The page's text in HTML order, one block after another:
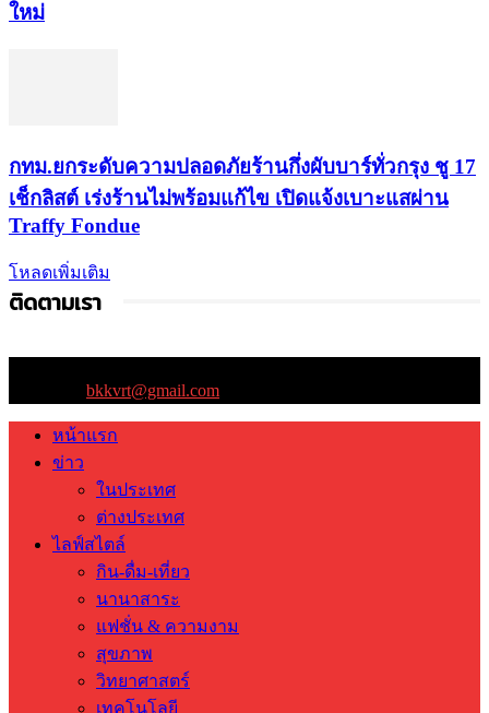
ใหม่
กทม.ยกระดับความปลอดภัยร้านกึ่งผับบาร์ทั่วกรุง ชู 17
เช็กลิสต์ เร่งร้านไม่พร้อมแก้ไข เปิดแจ้งเบาะแสผ่าน
Traffy Fondue
โหลดเพิ่มเติม
ติดตามเรา
bkkvrt@gmail.com
หน้าแรก
ข่าว
ในประเทศ
ต่างประเทศ
ไลฟ์สไตล์
กิน-ดื่ม-เที่ยว
นานาสาระ
แฟชั่น & ความงาม
สุขภาพ
วิทยาศาสตร์
เทคโนโลยี